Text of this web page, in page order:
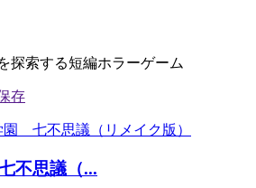
探索する短編ホラーゲーム
不思議（...